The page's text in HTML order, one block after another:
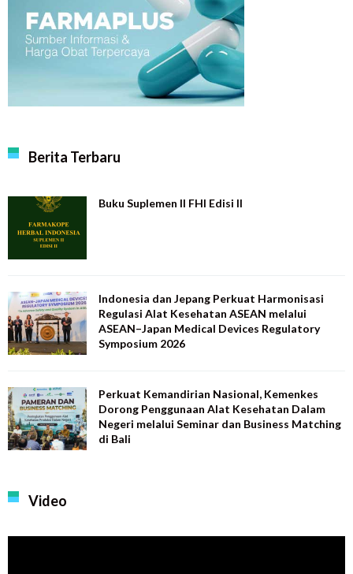
Berita Terbaru
Buku Suplemen II FHI Edisi II
Indonesia dan Jepang Perkuat Harmonisasi
Regulasi Alat Kesehatan ASEAN melalui
ASEAN–Japan Medical Devices Regulatory
Symposium 2026
Perkuat Kemandirian Nasional, Kemenkes
Dorong Penggunaan Alat Kesehatan Dalam
Negeri melalui Seminar dan Business Matching
di Bali
Video